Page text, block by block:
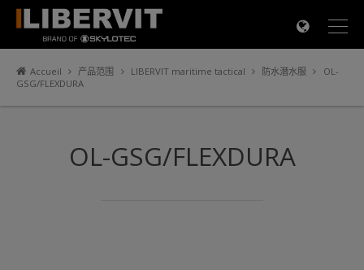
Accueil 产品范围 LIBERVIT maritime tactical 防水潜水服
OL-
GSG/FLEXDURA
OL-GSG/FLEXDURA
×